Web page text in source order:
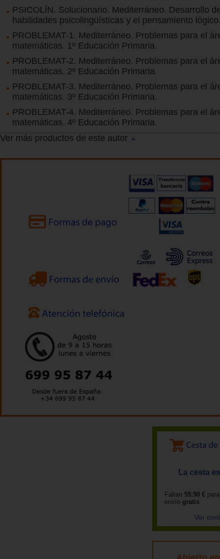
PSICOLÍN. Solucionario. Mediterráneo. Desarrollo
habilidades psicolingüísticas y el pensamiento
PROBLEMAT-1. Mediterráneo. Problemas para el
matemáticas. 1º Educación Primaria.
PROBLEMAT-2. Mediterráneo. Problemas para el
matemáticas. 2º Educación Primaria.
PROBLEMAT-3. Mediterráneo. Problemas para el
matemáticas. 3º Educación Primaria.
PROBLEMAT-4. Mediterráneo. Problemas para el
matemáticas. 4º Educación Primaria.
Ver más productos de este autor
La cesta
Faltan 59,90 €
envío gratis
Ver